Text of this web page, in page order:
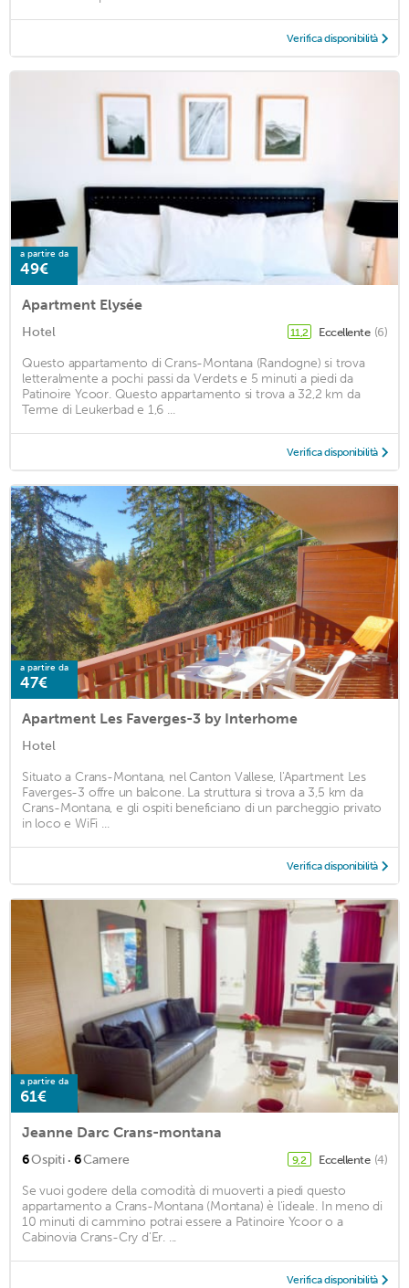
Verifica disponibilità
a partire da
49€
Apartment Elysée
Hotel 11,2 Eccellente (6)
Questo appartamento di Crans-Montana (Randogne) si trova
letteralmente a pochi passi da Verdets e 5 minuti a piedi da
Patinoire Ycoor. Questo appartamento si trova a 32,2 km da
Terme di Leukerbad e 1,6 ...
Verifica disponibilità
a partire da
47€
Apartment Les Faverges-3 by Interhome
Hotel
Situato a Crans-Montana, nel Canton Vallese, l'Apartment Les
Faverges-3 offre un balcone. La struttura si trova a 3,5 km da
Crans-Montana, e gli ospiti beneficiano di un parcheggio privato
in loco e WiFi ...
Verifica disponibilità
a partire da
61€
Jeanne Darc Crans-montana
6Ospiti · 6Camere 9,2 Eccellente (4)
Se vuoi godere della comodità di muoverti a piedi questo
appartamento a Crans-Montana (Montana) è l'ideale. In meno di
10 minuti di cammino potrai essere a Patinoire Ycoor o a
Cabinovia Crans-Cry d'Er. ...
Verifica disponibilità